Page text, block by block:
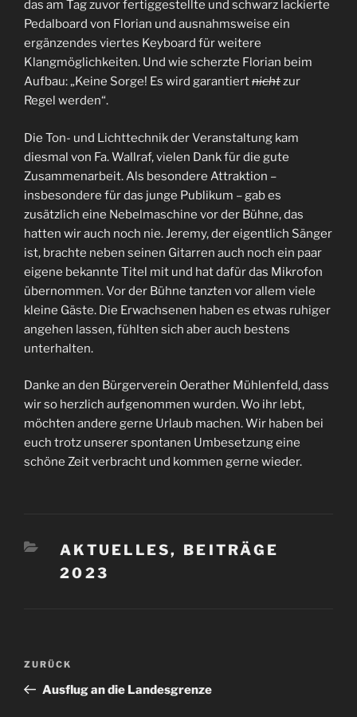
das am Tag zuvor fertiggestellte und schwarz lackierte
Pedalboard von Florian und ausnahmsweise ein
ergänzendes viertes Keyboard für weitere
Klangmöglichkeiten. Und wie scherzte Florian beim
Aufbau: „Keine Sorge! Es wird garantiertnichtzur
Regel werden“.
Die Ton- und Lichttechnik der Veranstaltung kam
diesmal von Fa. Wallraf, vielen Dank für die gute
Zusammenarbeit. Als besondere Attraktion –
insbesondere für das junge Publikum – gab es
zusätzlich eine Nebelmaschine vor der Bühne, das
hatten wir auch noch nie. Jeremy, der eigentlich Sänger
ist, brachte neben seinen Gitarren auch noch ein paar
eigene bekannte Titel mit und hat dafür das Mikrofon
übernommen. Vor der Bühne tanzten vor allem viele
kleine Gäste. Die Erwachsenen haben es etwas ruhiger
angehen lassen, fühlten sich aber auch bestens
unterhalten.
Danke an den Bürgerverein Oerather Mühlenfeld, dass
wir so herzlich aufgenommen wurden. Wo ihr lebt,
möchten andere gerne Urlaub machen. Wir haben bei
euch trotz unserer spontanen Umbesetzung eine
schöne Zeit verbracht und kommen gerne wieder.
KATEGORIEN
AKTUELLES, BEITRÄGE
2023
Beitragsnavigation
Vorheriger
Beitrag
ZURÜCK
Ausflug an die Landesgrenze